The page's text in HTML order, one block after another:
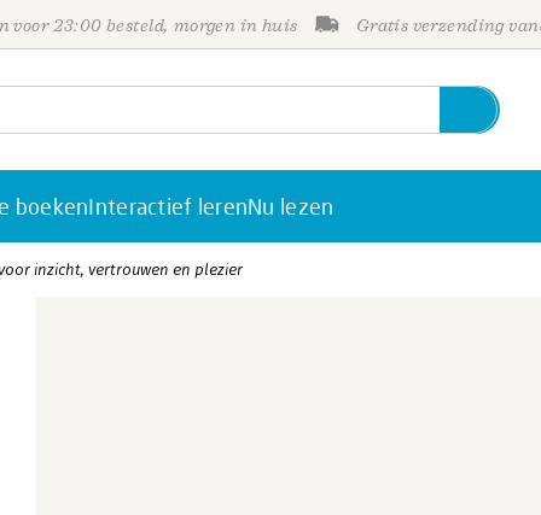
voor 23:00 besteld, morgen in huis Gratis verzending
boekenInteractief lerenNu lezen
inzicht, vertrouwen en plezier